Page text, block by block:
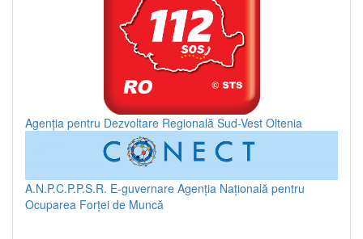
Agenția pentru Dezvoltare Regională Sud-Vest Oltenia
A.N.P.C.P.P.S.R. E-guvernare Agenția Națională pentru
Ocuparea Forței de Muncă